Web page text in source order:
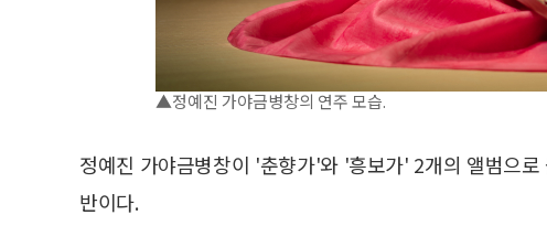
▲정예진 가야금병창의 연주 모습.
정예진 가야금병창이 '춘향가'와 '흥보가' 2개의 앨범으
반이다.